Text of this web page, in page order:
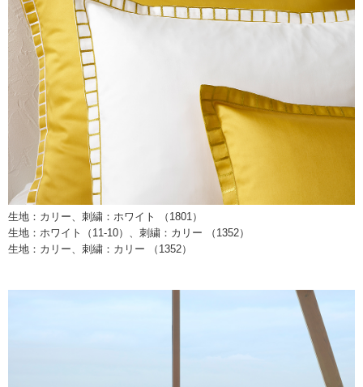
生地：カリー、刺繍：ホワイト （1801）
生地：ホワイト（11-10）、刺繍：カリー （1352）
生地：カリー、刺繍：カリー （1352）